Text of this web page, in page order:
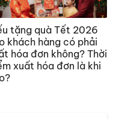
tặng quà Tết 2026
khách hàng có phải
hóa đơn không? Thời
xuất hóa đơn là khi